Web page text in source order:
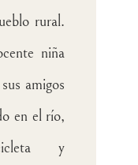
rural.
niña
amigos
en el río,
y